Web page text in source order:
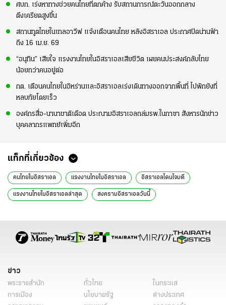
ศบก. เร่งหาทางช่วยคนไทยที่ตกค้าง รับสถานการณ์ตะวันออกกลาง
ตึงเครียดสูงขึ้น
สถานทูตไทยในเทลอาวีฟ แจ้งเตือนคนไทย หลังอิสราเอล ประกาศปิดน่านฟ้า
ถึง 16 เม.ย. 69
“อนุทิน” เสียใจ แรงงานไทยในอิสราเอลเสียชีวิต เผยคนประสงค์กลับไทย
น้อยกว่าคนอยู่ต่อ
กต. เตือนคนไทยในอิหร่านและอิสราเอลเร่งเดินทางออกจากพื้นที่ ไปพักยังที่
หลบภัยโดยเร็ว
องค์กรสื่อ-นานาชาติเดือด ประณามอิสราเอลถล่มรพ.ในกาซา สังหารนักข่าว
บุคคลากรแพทย์เพิ่มอีก
แท็กที่เกี่ยวข้อง
คนไทยในอิสราเอล แรงงานไทยในอิสราเอล อิสราเอลโดนโจมตี
แรงงานไทยในอิสราเอลล่าสุด สงครามอิสราเอลวันนี้
ทีมข่าวเฉพาะกิจไทยรัฐออนไลน์ สัมภาษณ์พิเศษ รายงานพิเศษ
ข่าว
พระราชสำนัก ทั่วไทย
ในกระแส
การเมือง
นโยบายรัฐ
ต่างประเทศ